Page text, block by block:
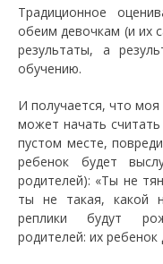
Традиционное
обеим девочкам (и их
результаты, а
обучению.
И получается, что
может начать
пустом месте,
ребенок будет
родителей): «Ты не
ты не такая, какой
реплики будут
родителей: их